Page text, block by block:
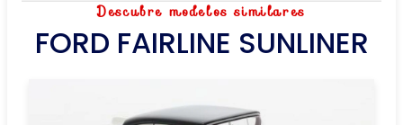
Descubre modelos similares
FORD FAIRLINE SUNLINER